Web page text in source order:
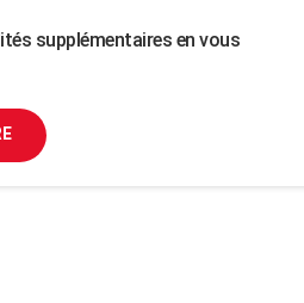
supplémentaires en vous